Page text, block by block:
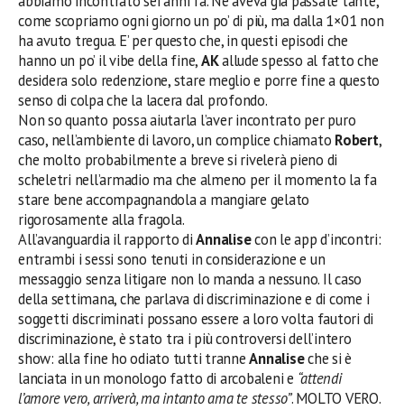
come scopriamo ogni giorno un po’ di più, ma dalla 1×01 non
ha avuto tregua. E’ per questo che, in questi episodi che
hanno un po’ il vibe della fine,AKallude spesso al fatto che
desidera solo redenzione, stare meglio e porre fine a questo
senso di colpa che la lacera dal profondo.
Non so quanto possa aiutarla l’aver incontrato per puro
caso, nell’ambiente di lavoro, un complice chiamato Robert,
che molto probabilmente a breve si rivelerà pieno di
scheletri nell’armadio ma che almeno per il momento la fa
stare bene accompagnandola a mangiare gelato
rigorosamente alla fragola.
All’avanguardia il rapporto diAnnalisecon le app d’incontri:
entrambi i sessi sono tenuti in considerazione e un
messaggio senza litigare non lo manda a nessuno. Il caso
della settimana, che parlava di discriminazione e di come i
soggetti discriminati possano essere a loro volta fautori di
discriminazione, è stato tra i più controversi dell’intero
show: alla fine ho odiato tutti tranneAnnaliseche si è
lanciata in un monologo fatto di arcobaleni e “attendi
l’amore vero, arriverà, ma intanto ama te stesso”. MOLTO VERO.